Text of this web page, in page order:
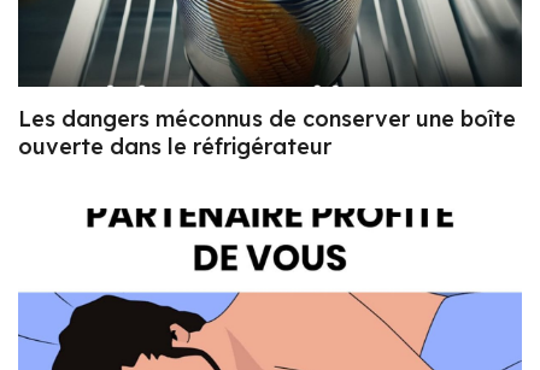
Les dangers méconnus de conserver une boîte
ouverte dans le réfrigérateur